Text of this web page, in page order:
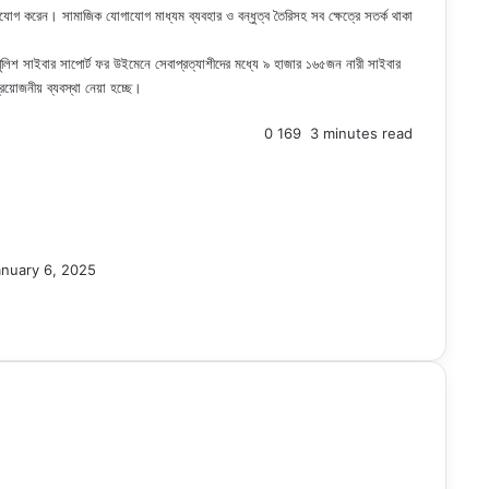
করেন। সামাজিক যোগাযোগ মাধ্যম ব্যবহার ও বন্ধুত্ব তৈরিসহ সব ক্ষেত্রে সতর্ক থাকা
সাপোর্ট ফর উইমেনে সেবাপ্রত্যাশীদের মধ্যে ৯ হাজার ১৬৫জন নারী সাইবার
ব্যবস্থা নেয়া হচ্ছে।
6, 2025
0 169 3 minutes read